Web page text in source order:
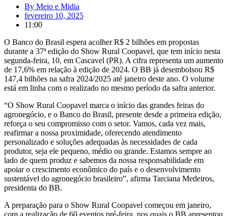
By Meio e Midia
fevereiro 10, 2025
11:00
O Banco do Brasil espera acolher R$ 2 bilhões em propostas
durante a 37ª edição do Show Rural Coopavel, que tem início nesta
segunda-feira, 10, em Cascavel (PR). A cifra representa um aumento
de 17,6% em relação à edição de 2024. O BB já desembolsou R$
147,4 bilhões na safra 2024/2025 até janeiro deste ano. O volume
está em linha com o realizado no mesmo período da safra anterior.
“O Show Rural Coopavel marca o início das grandes feiras do
agronegócio, e o Banco do Brasil, presente desde a primeira edição,
reforça o seu compromisso com o setor. Vamos, cada vez mais,
reafirmar a nossa proximidade, oferecendo atendimento
personalizado e soluções adequadas às necessidades de cada
produtor, seja ele pequeno, médio ou grande. Estamos sempre ao
lado de quem produz e sabemos da nossa responsabilidade em
apoiar o crescimento econômico do país e o desenvolvimento
sustentável do agronegócio brasileiro”, afirma Tarciana Medeiros,
presidenta do BB.
A preparação para o Show Rural Coopavel começou em janeiro,